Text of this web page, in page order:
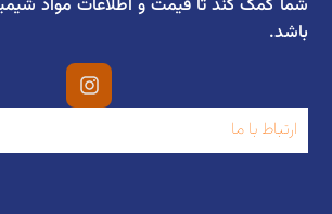
شما کمک کند تا قیمت و اطلاعات مواد
باشد.
ارتباط با ما